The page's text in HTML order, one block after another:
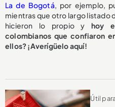
La de Bogotá, por ejemplo,
mientras que otro largo listado
hicieron lo propio y hoy
colombianos que confiaron
ellos? ¡Averígüelo aquí!
Útil